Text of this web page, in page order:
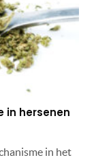
in hersenen
in het